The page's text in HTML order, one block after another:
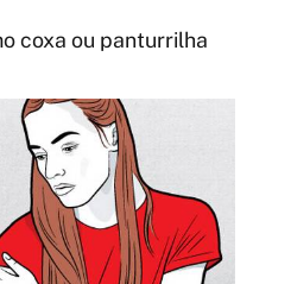
coxa ou panturrilha